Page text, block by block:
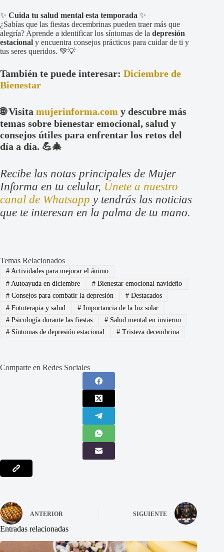
✨ Cuida tu salud mental esta temporada ✨
¿Sabías que las fiestas decembrinas pueden traer más que
alegría? Aprende a identificar los síntomas de la depresión
estacional y encuentra consejos prácticos para cuidar de ti y
tus seres queridos. 💚💡
También te puede interesar: Diciembre de
Bienestar
🌐 Visita mujerinforma.com y descubre más
temas sobre bienestar emocional, salud y
consejos útiles para enfrentar los retos del
día a día. 💪🎄
Recibe las notas principales de Mujer
Informa en tu celular, Únete a nuestro
canal de Whatsapp y tendrás las noticias
que te interesan en la palma de tu mano.
Temas Relacionados
#Actividades para mejorar el ánimo
#Autoayuda en diciembre #Bienestar emocional navideño
#Consejos para combatir la depresión #Destacados
#Fototerapia y salud #Importancia de la luz solar
#Psicología durante las fiestas #Salud mental en invierno
#Síntomas de depresión estacional #Tristeza decembrina
Comparte en Redes Sociales
ANTERIOR SIGUIENTE
Entradas relacionadas